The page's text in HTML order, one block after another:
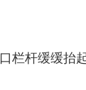
栏杆缓缓